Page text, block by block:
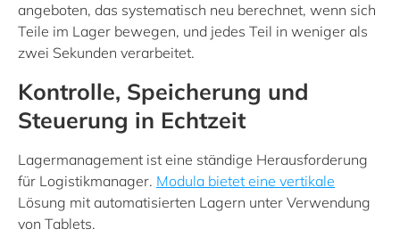
angeboten, das systematisch neu berechnet, wenn sich
Teile im Lager bewegen, und jedes Teil in weniger als
zwei Sekunden verarbeitet.
Kontrolle, Speicherung und
Steuerung in Echtzeit
Lagermanagement ist eine ständige Herausforderung
für Logistikmanager. Modula bietet eine vertikale
Lösung mit automatisierten Lagern unter Verwendung
von Tablets.